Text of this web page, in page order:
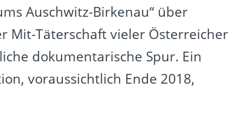
Auschwitz-Birkenau“ über
Mit-Täterschaft vieler Österreicher
dokumentarische Spur. Ein
voraussichtlich Ende 2018,